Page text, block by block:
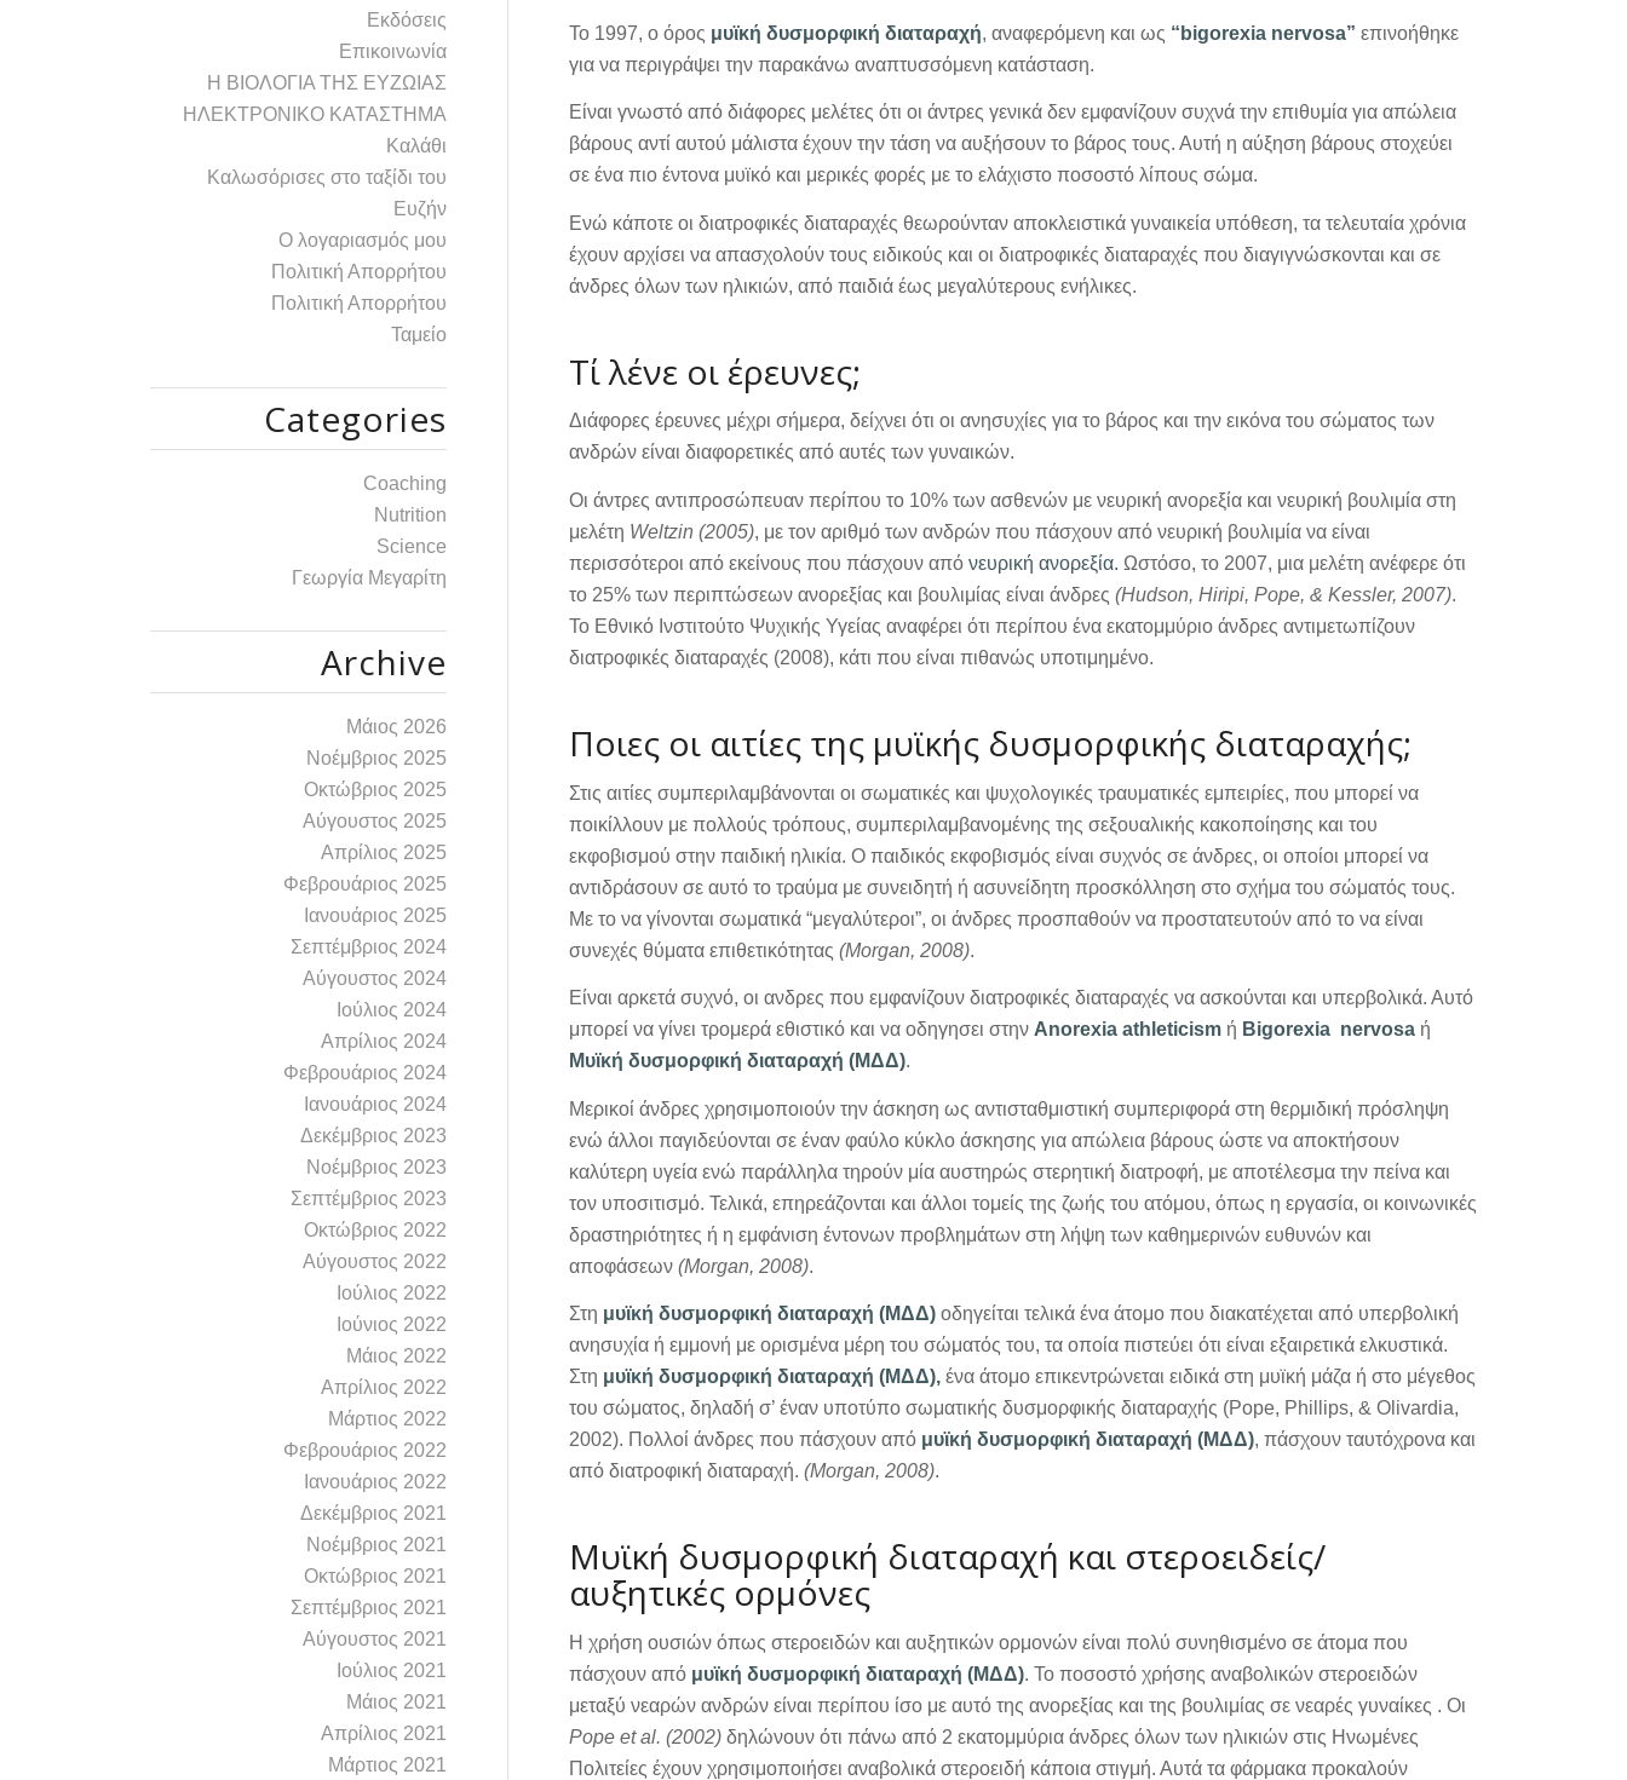
Το 1997, ο όρος μυϊκή δυσμορφική διαταραχή, αναφερόμενη και ως “bigorexia nervosa” επινοήθηκε
για να περιγράψει την παρακάνω αναπτυσσόμενη κατάσταση.
Είναι γνωστό από διάφορες μελέτες ότι οι άντρες γενικά δεν εμφανίζουν συχνά την επιθυμία για απώλεια
βάρους αντί αυτού μάλιστα έχουν την τάση να αυξήσουν το βάρος τους. Αυτή η αύξηση βάρους στοχεύει
σε ένα πιο έντονα μυϊκό και μερικές φορές με το ελάχιστο ποσοστό λίπους σώμα.
Ενώ κάποτε οι διατροφικές διαταραχές θεωρούνταν αποκλειστικά γυναικεία υπόθεση, τα τελευταία χρόνια
έχουν αρχίσει να απασχολούν τους ειδικούς και οι διατροφικές διαταραχές που διαγιγνώσκονται και σε
άνδρες όλων των ηλικιών, από παιδιά έως μεγαλύτερους ενήλικες.
Τί λένε οι έρευνες;
Διάφορες έρευνες μέχρι σήμερα, δείχνει ότι οι ανησυχίες για το βάρος και την εικόνα του σώματος των
ανδρών είναι διαφορετικές από αυτές των γυναικών.
Οι άντρες αντιπροσώπευαν περίπου το 10% των ασθενών με νευρική ανορεξία και νευρική βουλιμία στη
μελέτη Weltzin (2005), με τον αριθμό των ανδρών που πάσχουν από νευρική βουλιμία να είναι
περισσότεροι από εκείνους που πάσχουν από νευρική ανορεξία. Ωστόσο, το 2007, μια μελέτη ανέφερε ότι
το 25% των περιπτώσεων ανορεξίας και βουλιμίας είναι άνδρες (Hudson, Hiripi, Pope, & Kessler, 2007).
Το Εθνικό Ινστιτούτο Ψυχικής Υγείας αναφέρει ότι περίπου ένα εκατομμύριο άνδρες αντιμετωπίζουν
διατροφικές διαταραχές (2008), κάτι που είναι πιθανώς υποτιμημένο.
Ποιες οι αιτίες της μυϊκής δυσμορφικής διαταραχής;
Στις αιτίες συμπεριλαμβάνονται οι σωματικές και ψυχολογικές τραυματικές εμπειρίες, που μπορεί να
ποικίλλουν με πολλούς τρόπους, συμπεριλαμβανομένης της σεξουαλικής κακοποίησης και του
εκφοβισμού στην παιδική ηλικία. Ο παιδικός εκφοβισμός είναι συχνός σε άνδρες, οι οποίοι μπορεί να
αντιδράσουν σε αυτό το τραύμα με συνειδητή ή ασυνείδητη προσκόλληση στο σχήμα του σώματός τους.
Με το να γίνονται σωματικά “μεγαλύτεροι”, οι άνδρες προσπαθούν να προστατευτούν από το να είναι
συνεχές θύματα επιθετικότητας (Morgan, 2008).
Είναι αρκετά συχνό, οι ανδρες που εμφανίζουν διατροφικές διαταραχές να ασκούνται και υπερβολικά. Αυτό
μπορεί να γίνει τρομερά εθιστικό και να οδηγησει στην Anorexia athleticism ή Bigorexia nervosa ή
Μυϊκή δυσμορφική διαταραχή (ΜΔΔ).
Μερικοί άνδρες χρησιμοποιούν την άσκηση ως αντισταθμιστική συμπεριφορά στη θερμιδική πρόσληψη
ενώ άλλοι παγιδεύονται σε έναν φαύλο κύκλο άσκησης για απώλεια βάρους ώστε να αποκτήσουν
καλύτερη υγεία ενώ παράλληλα τηρούν μία αυστηρώς στερητική διατροφή, με αποτέλεσμα την πείνα και
τον υποσιτισμό. Τελικά, επηρεάζονται και άλλοι τομείς της ζωής του ατόμου, όπως η εργασία, οι κοινωνικές
δραστηριότητες ή η εμφάνιση έντονων προβλημάτων στη λήψη των καθημερινών ευθυνών και
αποφάσεων (Morgan, 2008).
Στη μυϊκή δυσμορφική διαταραχή (ΜΔΔ)οδηγείται τελικά ένα άτομο που διακατέχεται από υπερβολική
ανησυχία ή εμμονή με ορισμένα μέρη του σώματός του, τα οποία πιστεύει ότι είναι εξαιρετικά ελκυστικά.
Στη μυϊκή δυσμορφική διαταραχή (ΜΔΔ),ένα άτομο επικεντρώνεται ειδικά στη μυϊκή μάζα ή στο μέγεθος
του σώματος, δηλαδή σ’ έναν υποτύπο σωματικής δυσμορφικής διαταραχής (Pope, Phillips, & Olivardia,
2002). Πολλοί άνδρες που πάσχουν από μυϊκή δυσμορφική διαταραχή (ΜΔΔ), πάσχουν ταυτόχρονα και
από διατροφική διαταραχή. (Morgan, 2008).
Μυϊκή δυσμορφική διαταραχή και στεροειδείς/
αυξητικές ορμόνες
Η χρήση ουσιών όπως στεροειδών και αυξητικών ορμονών είναι πολύ συνηθισμένο σε άτομα που
πάσχουν από μυϊκή δυσμορφική διαταραχή (ΜΔΔ). Το ποσοστό χρήσης αναβολικών στεροειδών
μεταξύ νεαρών ανδρών είναι περίπου ίσο με αυτό της ανορεξίας και της βουλιμίας σε νεαρές γυναίκες . Οι
Pope et al. (2002)δηλώνουν ότι πάνω από 2 εκατομμύρια άνδρες όλων των ηλικιών στις Ηνωμένες
Πολιτείες έχουν χρησιμοποιήσει αναβολικά στεροειδή κάποια στιγμή. Αυτά τα φάρμακα προκαλούν
Εκδόσεις
Επικοινωνία
Η ΒΙΟΛΟΓΙΑ ΤΗΣ ΕΥΖΩΙΑΣ
ΗΛΕΚΤΡΟΝΙΚΟ ΚΑΤΑΣΤΗΜΑ
Καλάθι
Καλωσόρισες στο ταξίδι του
Ευζήν
Ο λογαριασμός μου
Πολιτική Απορρήτου
Πολιτική Απορρήτου
Ταμείο
Categories
Coaching
Nutrition
Science
Γεωργία Μεγαρίτη
Archive
Μάιος 2026
Νοέμβριος 2025
Οκτώβριος 2025
Αύγουστος 2025
Απρίλιος 2025
Φεβρουάριος 2025
Ιανουάριος 2025
Σεπτέμβριος 2024
Αύγουστος 2024
Ιούλιος 2024
Απρίλιος 2024
Φεβρουάριος 2024
Ιανουάριος 2024
Δεκέμβριος 2023
Νοέμβριος 2023
Σεπτέμβριος 2023
Οκτώβριος 2022
Αύγουστος 2022
Ιούλιος 2022
Ιούνιος 2022
Μάιος 2022
Απρίλιος 2022
Μάρτιος 2022
Φεβρουάριος 2022
Ιανουάριος 2022
Δεκέμβριος 2021
Νοέμβριος 2021
Οκτώβριος 2021
Σεπτέμβριος 2021
Αύγουστος 2021
Ιούλιος 2021
Μάιος 2021
Απρίλιος 2021
Μάρτιος 2021